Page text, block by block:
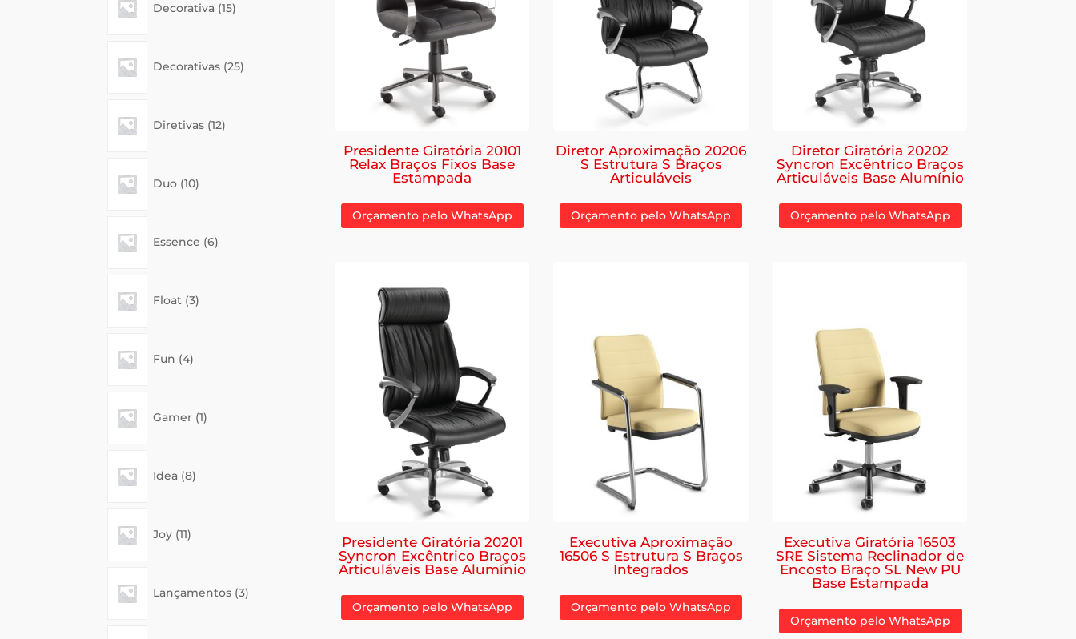
Decorativa 15products
Decorativas 25products
Diretivas 12products
Duo 10products
Essence 6products
Float 3products
Fun 4products
Gamer 1product
Idea 8products
Joy 11products
Lançamentos 3products
Presidente Giratória 20101
Relax Braços Fixos Base
Estampada
Orçamento pelo WhatsApp
Diretor Aproximação 20206
S Estrutura S Braços
Articuláveis
Orçamento pelo WhatsApp
Diretor Giratória 20202
Syncron Excêntrico Braços
Articuláveis Base Alumínio
Orçamento pelo WhatsApp
Presidente Giratória 20201
Syncron Excêntrico Braços
Articuláveis Base Alumínio
Orçamento pelo WhatsApp
Executiva Aproximação
16506 S Estrutura S Braços
Integrados
Orçamento pelo WhatsApp
Executiva Giratória 16503
SRE Sistema Reclinador de
Encosto Braço SL New PU
Base Estampada
Orçamento pelo WhatsApp